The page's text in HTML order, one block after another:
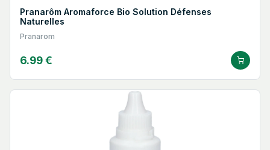
Pranarôm Aromaforce Bio Solution Défenses
Naturelles
Pranarom
6.99 €